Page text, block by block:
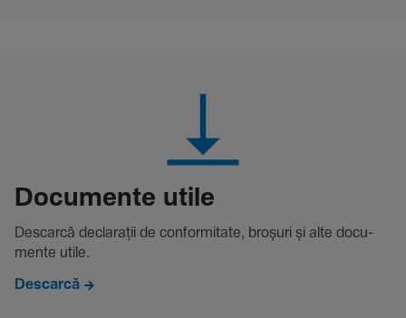
Docu­mente utile
Descarcă decla­rații de conformitate, broșuri și alte docu­
mente utile.
Descarcă